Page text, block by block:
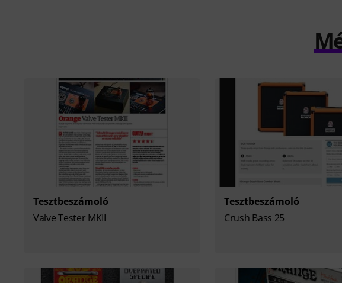
Tesztbeszámoló
Valve Tester MKII
Tesztbeszámoló
Crush Bass 25